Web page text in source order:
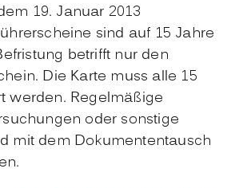
19. Januar 2013
sind auf 15 Jahre
betrifft nur den
Die Karte muss alle 15
werden. Regelmäßige
oder sonstige
mit dem Dokumententausch